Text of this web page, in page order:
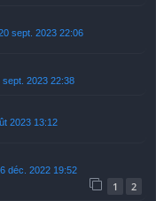
sept. 2023 22:06
sept. 2023 22:38
2023 13:12
déc. 2022 19:52
1 2